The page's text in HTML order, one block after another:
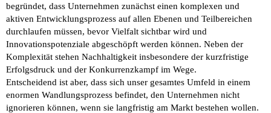
begründet, dass Unternehmen zunächst einen komplexen und
aktiven Entwicklungsprozess auf allen Ebenen und Teilbereichen
durchlaufen müssen, bevor Vielfalt sichtbar wird und
Innovationspotenziale abgeschöpft werden können. Neben der
Komplexität stehen Nachhaltigkeit insbesondere der kurzfristige
Erfolgsdruck und der Konkurrenzkampf im Wege.
Entscheidend ist aber, dass sich unser gesamtes Umfeld in einem
enormen Wandlungsprozess befindet, den Unternehmen nicht
ignorieren können, wenn sie langfristig am Markt bestehen wollen.